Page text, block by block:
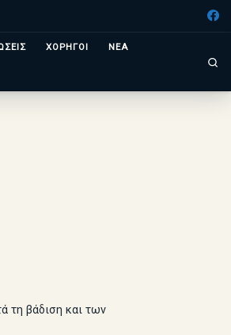
ΧΟΡΗΓΟΙ ΝΕΑ
τη βάδιση και των